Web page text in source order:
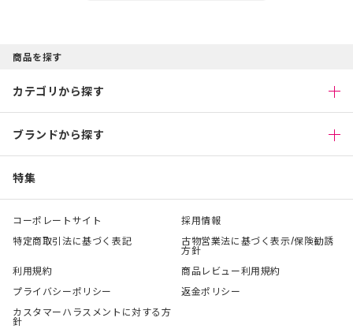
特定商取引法に基づく表記
プライバシーポリシー
針
商品を探す
カテゴリから探す
ブランドから探す
特集
コーポレートサイト
採用情報
特定商取引法に基づく表記
古物営業法に基づく表示/保険勧誘
方針
利用規約
商品レビュー利用規約
プライバシーポリシー
返金ポリシー
カスタマーハラスメントに対する方
針